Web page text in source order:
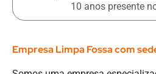
10 anos presente
Empresa Limpa Fossa com